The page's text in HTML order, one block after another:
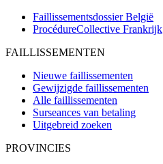
Faillissementsdossier België
ProcédureCollective Frankrijk
FAILLISSEMENTEN
Nieuwe faillissementen
Gewijzigde faillissementen
Alle faillissementen
Surseances van betaling
Uitgebreid zoeken
PROVINCIES